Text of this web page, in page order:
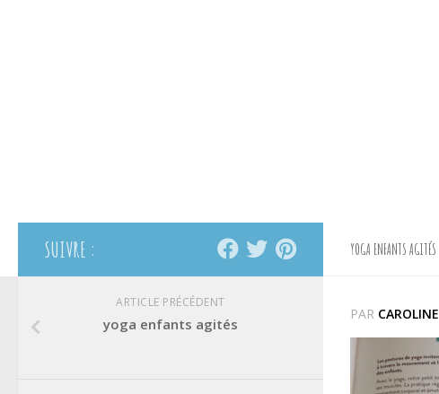
YOGA ENFANTS AGITÉS
PAR CAROLINE
SUIVRE :
ARTICLE PRÉCÉDENT
yoga enfants agités